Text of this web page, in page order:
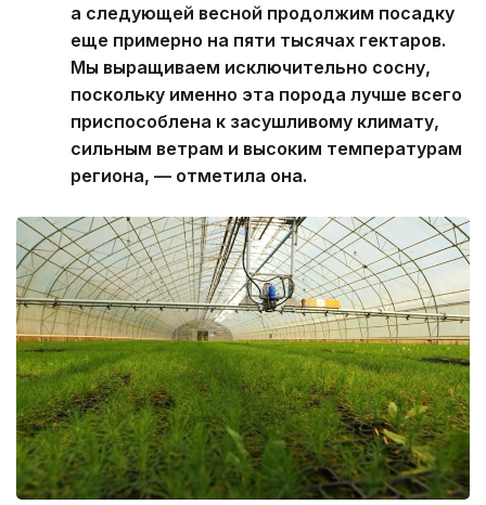
а следующей весной продолжим посадку
еще примерно на пяти тысячах гектаров.
Мы выращиваем исключительно сосну,
поскольку именно эта порода лучше всего
приспособлена к засушливому климату,
сильным ветрам и высоким температурам
региона, — отметила она.